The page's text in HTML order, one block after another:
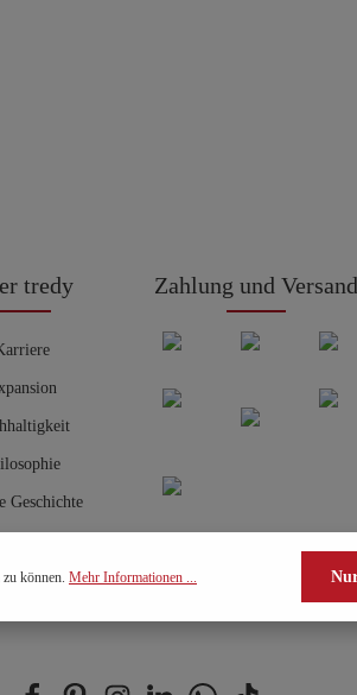
tredy
Geschichte
Zahlung und Versand
können. Mehr Informationen ...